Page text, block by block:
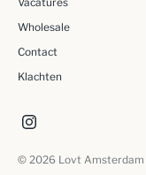
Vacatures
Wholesale
Contact
Klachten
© 2026 Lovt Amsterdam